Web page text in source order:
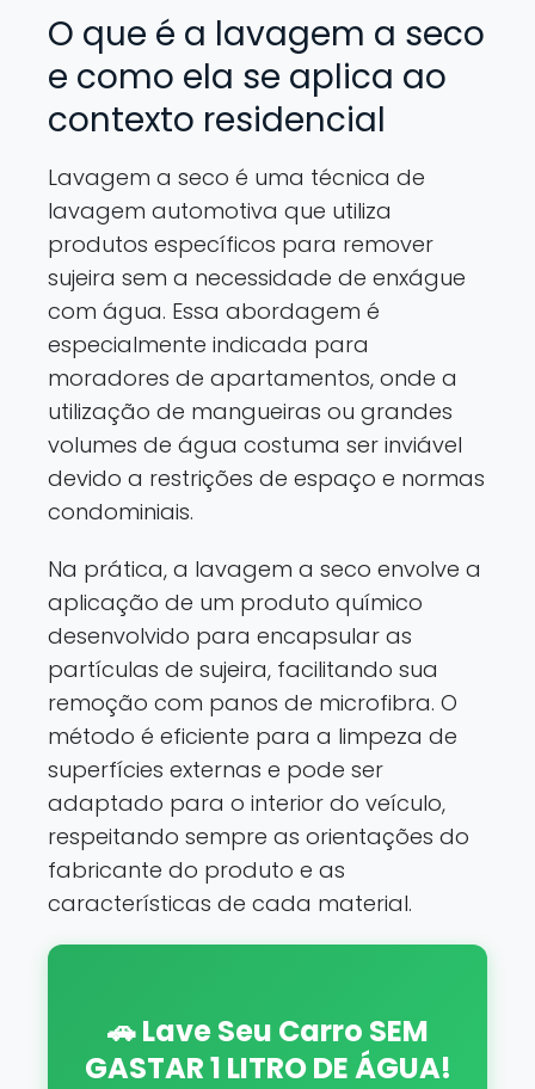
O que é a lavagem a seco
e como ela se aplica ao
contexto residencial
Lavagem a seco é uma técnica de
lavagem automotiva que utiliza
produtos específicos para remover
sujeira sem a necessidade de enxágue
com água. Essa abordagem é
especialmente indicada para
moradores de apartamentos, onde a
utilização de mangueiras ou grandes
volumes de água costuma ser inviável
devido a restrições de espaço e normas
condominiais.
Na prática, a lavagem a seco envolve a
aplicação de um produto químico
desenvolvido para encapsular as
partículas de sujeira, facilitando sua
remoção com panos de microfibra. O
método é eficiente para a limpeza de
superfícies externas e pode ser
adaptado para o interior do veículo,
respeitando sempre as orientações do
fabricante do produto e as
características de cada material.
🚗 Lave Seu Carro SEM
GASTAR 1 LITRO DE ÁGUA!